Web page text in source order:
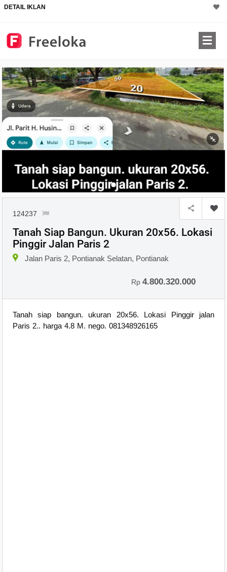
DETAIL IKLAN
124237
Tanah Siap Bangun. Ukuran 20x56. Lokasi
Pinggir Jalan Paris 2
Jalan Paris 2, Pontianak Selatan, Pontianak
Rp4.800.320.000
Tanah siap bangun. ukuran 20x56. Lokasi Pinggir jalan
Paris 2.. harga 4.8 M. nego. 081348926165